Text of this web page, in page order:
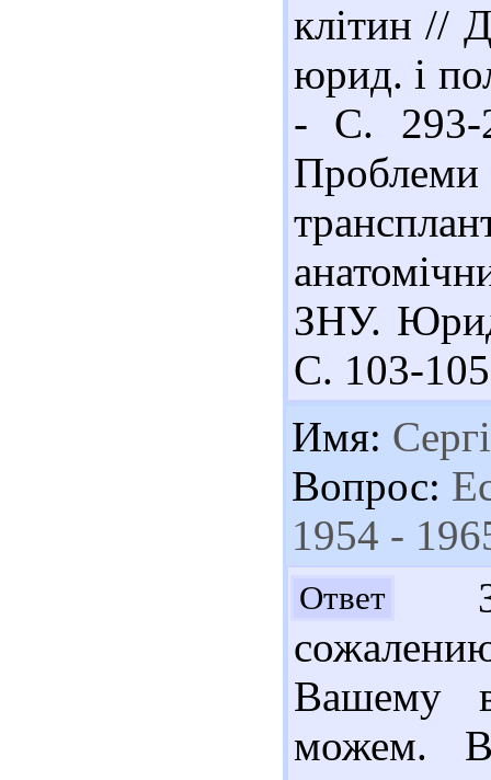
клітин //
юрид. і
- С. 293-
ЗНУ.
С. 103-
Имя:
Вопрос:
1954 -
Ответ
Вашему
можем.